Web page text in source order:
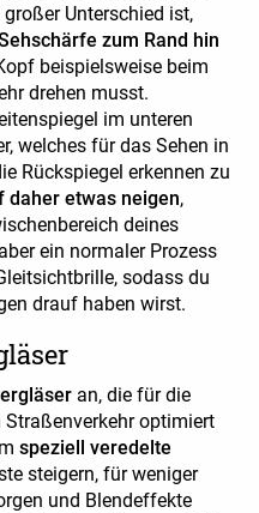
großer Unterschied ist,
zum Rand hin
beispielsweise beim
drehen musst.
im unteren
welches für das Sehen in
Rückspiegel erkennen zu
daher etwas neigen,
deines
ein normaler Prozess
sodass du
drauf haben wirst.
an, die für die
optimiert
speziell veredelte
steigern, für weniger
und Blendeffekte